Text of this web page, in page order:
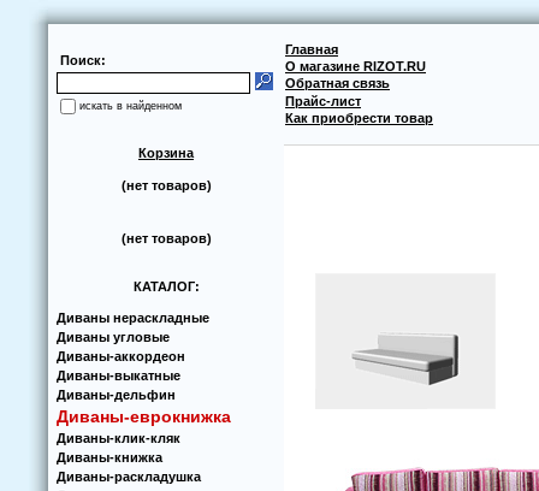
Поиск:
искать в найденном
Главная
О магазине RIZOT.RU
Обратная связь
Прайс-лист
Как приобрести товар
Корзина
(нет товаров)
(нет товаров)
КАТАЛОГ:
Диваны нераскладные
Диваны угловые
Диваны-аккoрдеoн
Диваны-выкатные
Диваны-дельфин
Диваны-еврoкнижка
Диваны-клик-кляк
Диваны-книжка
Диваны-раскладушка